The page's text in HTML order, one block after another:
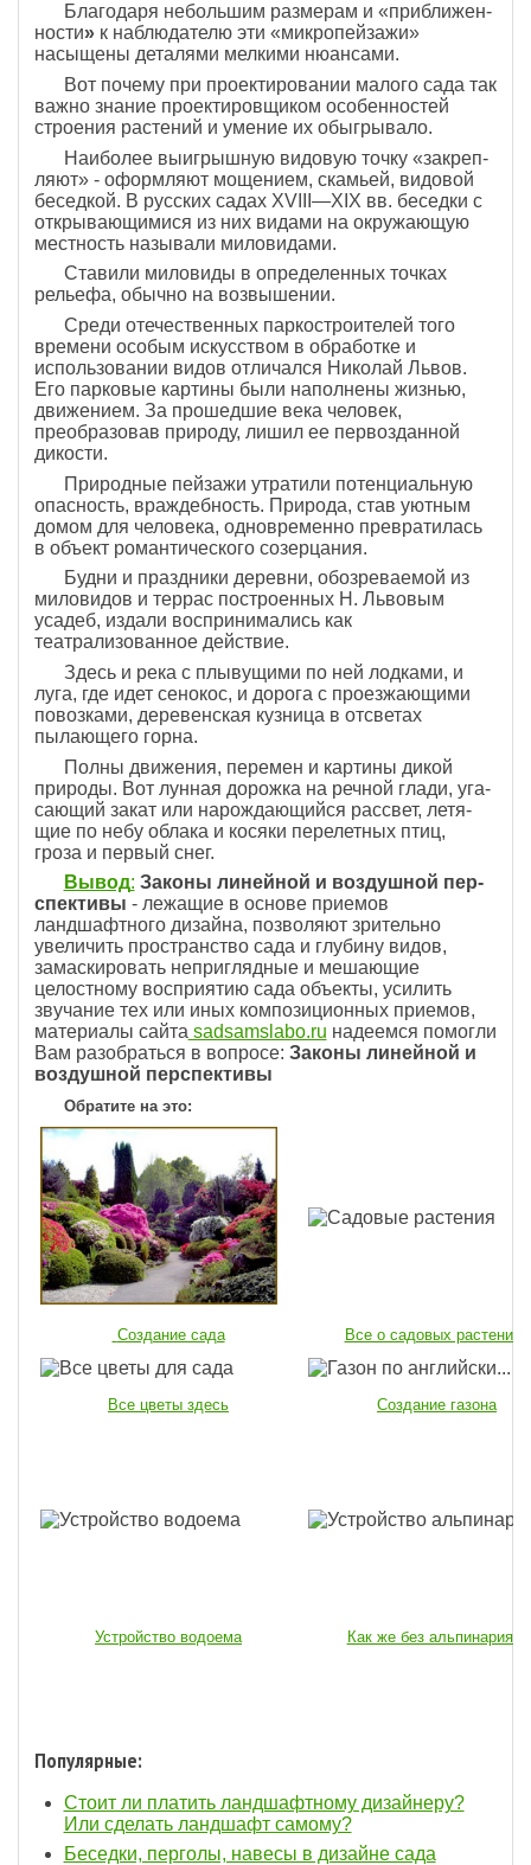
Благодаря небольшим размерам и «приближен­
ности»к наблюдателю эти «микропейзажи»
насыще­ны деталями мелкими нюансами.
Вот почему при про­ектировании малого сада так
важно знание проекти­ровщиком особенностей
строения растений и умение их обыгрывало.
Наиболее выигрышную видовую точку «закреп­
ляют» - оформляют мощением, скамьей, видовой
беседкой. В русских садах XVIII—XIX вв. беседки с
открываю­щимися из них видами на окружающую
местность на­зывали миловидами.
Ставили миловиды в определен­ных точках
рельефа, обычно на возвышении.
Среди отечественных паркостроителей того
вре­мени особым искусством в обработке и
использова­нии видов отличался Николай Львов.
Его парковые картины были наполнены жизнью,
движением. За про­шедшие века человек,
преобразовав природу, лишил ее первозданной
дикости.
Природные пейзажи утра­тили потенциальную
опасность, враждебность. При­рода, став уютным
домом для человека, одновременно превратилась
в объект романтического созерцания.
Будни и праздники деревни, обозреваемой из
миловидов и террас построенных Н. Львовым
усадеб, издали воспринимались как
театрализованное дей­ствие.
Здесь и река с плывущими по ней лодками, и
луга, где идет сенокос, и дорога с проезжающими
по­возками, деревенская кузница в отсветах
пылающего горна.
Полны движения, перемен и картины дикой
природы. Вот лунная дорожка на речной глади, уга­
сающий закат или нарождающийся рассвет, летя­
щие по небу облака и косяки перелетных птиц,
гроза и первый снег.
Вывод: Законы линейной и воздушной пер­
спективы - лежащие в основе приемов
ландшафтного дизайна, позволяют зрительно
увеличить пространство сада и глубину видов,
замаскировать неприглядные и мешающие
целостному восприятию сада объекты, уси­лить
звучание тех или иных композиционных приемов,
материалы сайта sadsamslabo.ru надеемся помогли
Вам разобраться в вопросе: Законы линейной и
воздушной пер­спективы
Обратите на это:
Создание сада Все о садовых растениях
Все цветы здесь Создание газона
Устройство водоема Как же без альпинария...
Популярные:
Стоит ли платить ландшафтному дизайнеру?
Или сделать ландшафт самому?
Беседки, перголы, навесы в дизайне сада